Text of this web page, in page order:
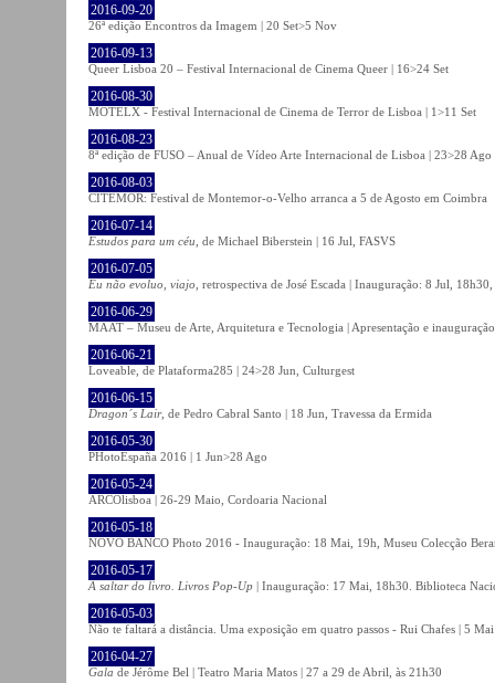
2016-09-20
26ª edição Encontros da Imagem | 20 Set>5 Nov
2016-09-13
Queer Lisboa 20 – Festival Internacional de Cinema Queer | 16>24 Set
2016-08-30
MOTELX - Festival Internacional de Cinema de Terror de Lisboa | 1>11 Set
2016-08-23
8ª edição de FUSO – Anual de Vídeo Arte Internacional de Lisboa | 23>28 Ago
2016-08-03
CITEMOR: Festival de Montemor-o-Velho arranca a 5 de Agosto em Coimbra
2016-07-14
Estudos para um céu , de Michael Biberstein | 16 Jul, FASVS
2016-07-05
Eu não evoluo, viajo , retrospectiva de José Escada | Inauguração: 8 Jul,
2016-06-29
MAAT – Museu de Arte, Arquitetura e Tecnologia | Apresentação e
2016-06-21
Loveable, de Plataforma285 | 24>28 Jun, Culturgest
2016-06-15
Dragon´s Lair, de Pedro Cabral Santo | 18 Jun, Travessa da Ermida
2016-05-30
PHotoEspaña 2016 | 1 Jun>28 Ago
2016-05-24
ARCOlisboa | 26-29 Maio, Cordoaria Nacional
2016-05-18
NOVO BANCO Photo 2016 - Inauguração: 18 Mai, 19h, Museu Colecção
2016-05-17
A saltar do livro. Livros Pop-Up | Inauguração: 17 Mai, 18h30. Biblioteca
2016-05-03
Não te faltará a distância. Uma exposição em quatro passos - Rui Chafes | 5
2016-04-27
Gala de Jérôme Bel | Teatro Maria Matos | 27 a 29 de Abril, às 21h30